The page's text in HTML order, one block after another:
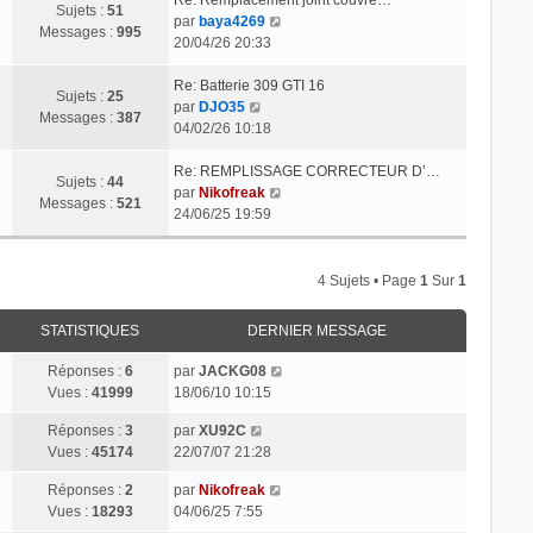
Sujets :51
Messages : 995
par baya4269
s
e
e
i
20/04/26 20:33
Sujets :25
Messages : 387
Re: Batterie 309 GTI 16
par DJO35
o
s
u
l
t
d
e
r
e
m
04/02/26 10:18
Sujets :44
Messages : 521
Re: REMPLISSAGE CORRECTEUR D’…
par Nikofreak
n
e
24/06/25 19:59
4 Sujets • Page1 Sur1
STATISTIQUES DERNIER MESSAGE
Réponses : 6
Vues : 41999
par JACKG08
18/06/10 10:15
Réponses : 3
Vues : 45174
par XU92C
22/07/07 21:28
Réponses : 2
Vues : 18293
par Nikofreak
04/06/25 7:55